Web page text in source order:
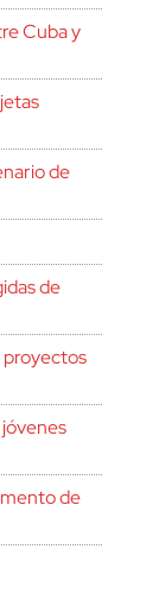
Cuba y
de
de
proyectos
de